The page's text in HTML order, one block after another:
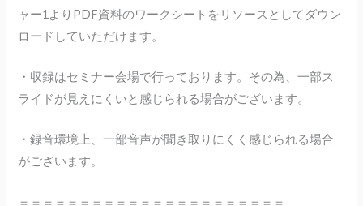
ャー1よりPDF資料のワークシートをリソースとしてダウン
ロードしていただけます。
・収録はセミナー会場で行っております。その為、一部ス
ライドが見えにくいと感じられる場合がございます。
・録音環境上、一部音声が聞き取りにくく感じられる場合
がございます。
＝＝＝＝＝＝＝＝＝＝＝＝＝＝＝＝＝＝＝＝＝＝